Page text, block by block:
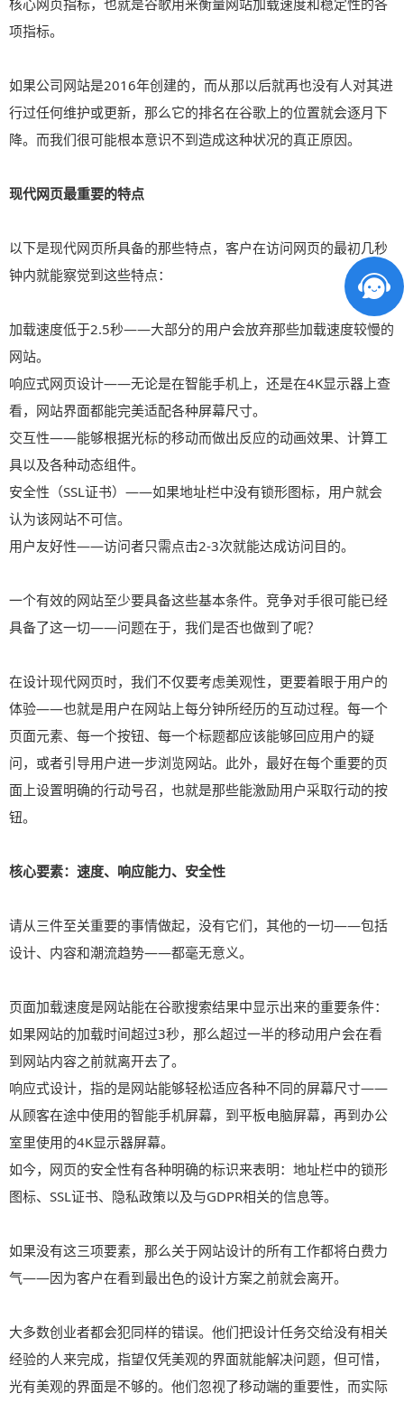
核心网页指标，也就是谷歌用来衡量网站加载速度和稳定性的各
项指标。
如果公司网站是2016年创建的，而从那以后就再也没有人对其进
行过任何维护或更新，那么它的排名在谷歌上的位置就会逐月下
降。而我们很可能根本意识不到造成这种状况的真正原因。
现代网页最重要的特点
以下是现代网页所具备的那些特点，客户在访问网页的最初几秒
钟内就能察觉到这些特点：
加载速度低于2.5秒——大部分的用户会放弃那些加载速度较慢的
网站。
响应式网页设计——无论是在智能手机上，还是在4K显示器上查
看，网站界面都能完美适配各种屏幕尺寸。
交互性——能够根据光标的移动而做出反应的动画效果、计算工
具以及各种动态组件。
安全性（SSL证书）——如果地址栏中没有锁形图标，用户就会
认为该网站不可信。
用户友好性——访问者只需点击2-3次就能达成访问目的。
一个有效的网站至少要具备这些基本条件。竞争对手很可能已经
具备了这一切——问题在于，我们是否也做到了呢？
在设计现代网页时，我们不仅要考虑美观性，更要着眼于用户的
体验——也就是用户在网站上每分钟所经历的互动过程。每一个
页面元素、每一个按钮、每一个标题都应该能够回应用户的疑
问，或者引导用户进一步浏览网站。此外，最好在每个重要的页
面上设置明确的行动号召，也就是那些能激励用户采取行动的按
钮。
核心要素：速度、响应能力、安全性
请从三件至关重要的事情做起，没有它们，其他的一切——包括
设计、内容和潮流趋势——都毫无意义。
页面加载速度是网站能在谷歌搜索结果中显示出来的重要条件：
如果网站的加载时间超过3秒，那么超过一半的移动用户会在看
到网站内容之前就离开去了。
响应式设计，指的是网站能够轻松适应各种不同的屏幕尺寸——
从顾客在途中使用的智能手机屏幕，到平板电脑屏幕，再到办公
室里使用的4K显示器屏幕。
如今，网页的安全性有各种明确的标识来表明：地址栏中的锁形
图标、SSL证书、隐私政策以及与GDPR相关的信息等。
如果没有这三项要素，那么关于网站设计的所有工作都将白费力
气——因为客户在看到最出色的设计方案之前就会离开。
大多数创业者都会犯同样的错误。他们把设计任务交给没有相关
经验的人来完成，指望仅凭美观的界面就能解决问题，但可惜，
光有美观的界面是不够的。他们忽视了移动端的重要性，而实际